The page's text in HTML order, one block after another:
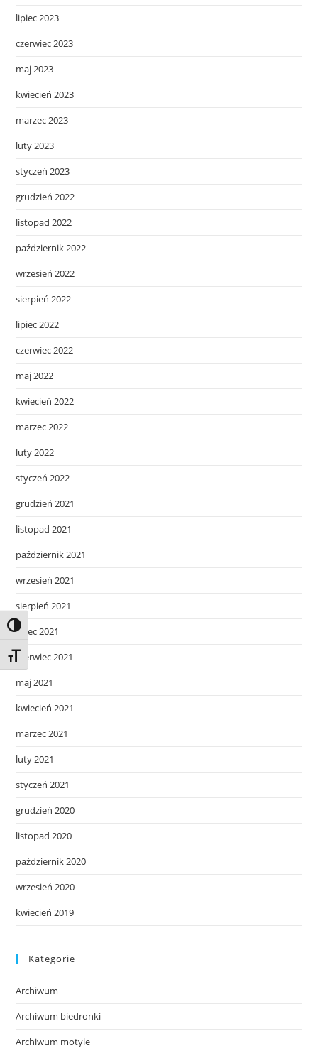
Toggle High Contrast
Toggle Font size
lipiec 2023
czerwiec 2023
maj 2023
kwiecień 2023
marzec 2023
luty 2023
styczeń 2023
grudzień 2022
listopad 2022
październik 2022
wrzesień 2022
sierpień 2022
lipiec 2022
czerwiec 2022
maj 2022
kwiecień 2022
marzec 2022
luty 2022
styczeń 2022
grudzień 2021
listopad 2021
październik 2021
wrzesień 2021
sierpień 2021
lipiec 2021
czerwiec 2021
maj 2021
kwiecień 2021
marzec 2021
luty 2021
styczeń 2021
grudzień 2020
listopad 2020
październik 2020
wrzesień 2020
kwiecień 2019
Kategorie
Archiwum
Archiwum biedronki
Archiwum motyle